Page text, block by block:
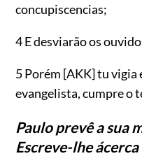
concupiscencias;
4 E desviarão os
5 Porém [AKK]tu vigia
evangelista, cumpre o
Paulo prevê a sua
Escreve-lhe